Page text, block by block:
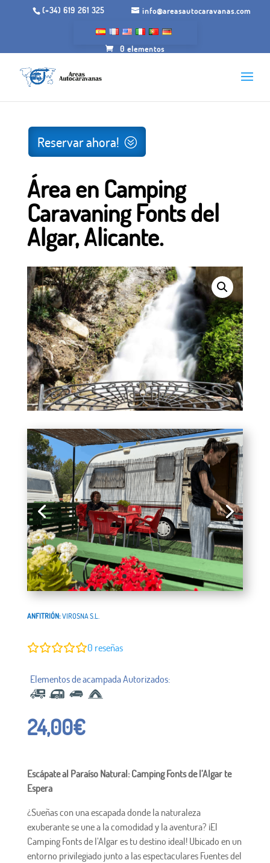
(+34) 619 261 325 info@areasautocaravanas.com
0 elementos
Caravaning Fonts del Algar, Alicante.
Reservar ahora!
Área en Camping
Caravaning Fonts del
Algar, Alicante.
ANFITRIÓN:VIROSNA S.L.
0 reseñas
24,00€
Escápate al Paraíso Natural: Camping Fonts de l’Algar te
Espera
¿Sueñas con una escapada donde la naturaleza
exuberante se une a la comodidad y la aventura? ¡El
Camping Fonts de l’Algar es tu destino ideal! Ubicado en un
entorno privilegiado junto a las espectaculares Fuentes del